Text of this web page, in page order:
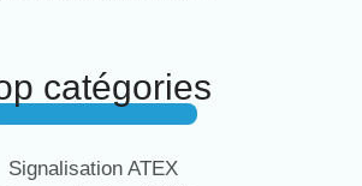
catégories
Signalisation ATEX